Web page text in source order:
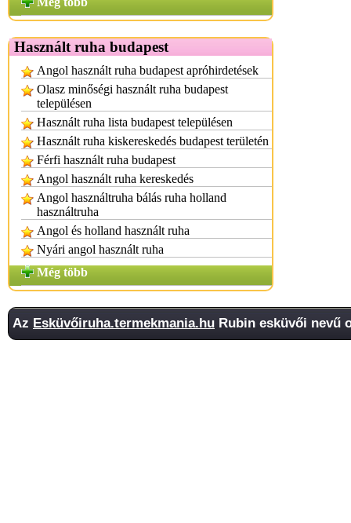
Használt ruha budapest
Angol használt ruha budapest apróhirdetések
Olasz minőségi használt ruha budapest
településen
Használt ruha lista budapest településen
Használt ruha kiskereskedés budapest területén
Férfi használt ruha budapest
Angol használt ruha kereskedés
Angol használtruha bálás ruha holland
használtruha
Angol és holland használt ruha
Nyári angol használt ruha
Még több
Az Esküvőiruha.termekmania.hu Rubin esküvői nevű